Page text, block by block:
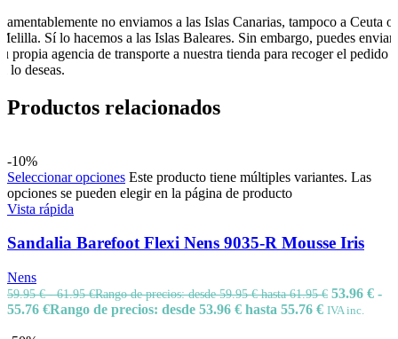
no enviamos a las Islas Canarias, tampoco a Ceuta o
Sí lo hacemos a las Islas Baleares. Sin embargo, puedes enviar
propia agencia de transporte a nuestra tienda para recoger el pedido
lo deseas.
Productos relacionados
-10%
Seleccionar opciones Este producto tiene múltiples variantes. Las
opciones se pueden elegir en la página de producto
Vista rápida
Sandalia Barefoot Flexi Nens 9035-R Mousse Iris
Nens
59.95€ - 61.95€Rango de precios: desde 59.95 € hasta 61.95 € 53.96 € -
55.76 €Rango de precios: desde 53.96 € hasta 55.76 € IVA inc.